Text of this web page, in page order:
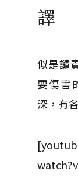
譯
似是譴
要傷害
深，有